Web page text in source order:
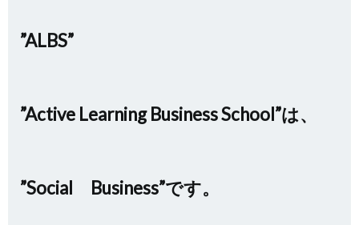
”ALBS”
”Active Learning Business School”は、
”Social Business”です。